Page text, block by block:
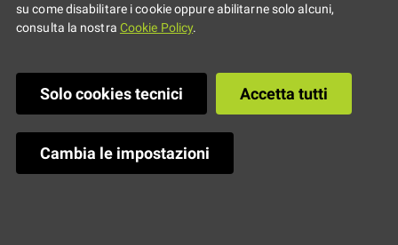
su come disabilitare i cookie oppure abilitarne solo alcuni,
consulta la nostra Cookie Policy.
Solo cookies tecnici Accetta tutti
Cambia le impostazioni